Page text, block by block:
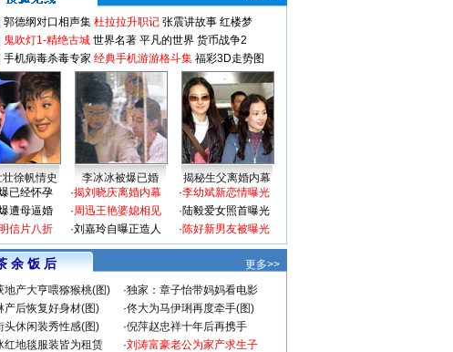
郭德纲对口相声集 杜拉拉升职记 张震讲故事 红楼梦
鬼吹灯1-精绝古城 世界名著 平凡的世界 货币战争2
手机病毒杀毒专家 经典手机游游格斗集 福彩3D走势图
徐帆情史 李冰冰被爆已婚
揭秘生父离婚内幕
已经怀孕
遭母逼婚
信片八折
·揭刘晓庆离婚内幕
·周迅王艳婆媳相见
·刘嘉玲自曝正造人
·李幼斌新恋情曝光
·陆毅爱女照首曝光
·陈好新男友被曝光
余 饭 后
更多>>
地产大亨喂猕猴桃(图) ·独家：章子怡带妈妈看电影
产后恢复好身材(图) ·佟大为马伊琍再度牵手(图)
头休闲装秀性感(图) ·倪萍赵忠祥十年后再携手
红地毯服装皆为租赁 ·刘涛富豪老公为家产求生子